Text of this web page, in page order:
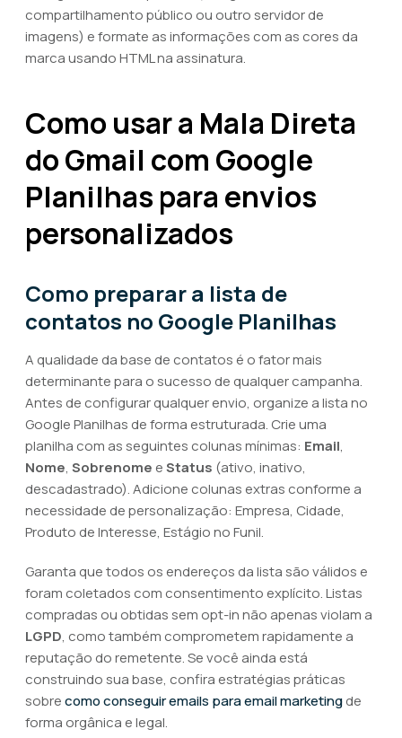
compartilhamento público ou outro servidor de
imagens) e formate as informações com as cores da
marca usando HTML na assinatura.
Como usar a Mala Direta
do Gmail com Google
Planilhas para envios
personalizados
Como preparar a lista de
contatos no Google Planilhas
A qualidade da base de contatos é o fator mais
determinante para o sucesso de qualquer campanha.
Antes de configurar qualquer envio, organize a lista no
Google Planilhas de forma estruturada. Crie uma
planilha com as seguintes colunas mínimas: Email,
Nome, Sobrenome eStatus (ativo, inativo,
descadastrado). Adicione colunas extras conforme a
necessidade de personalização: Empresa, Cidade,
Produto de Interesse, Estágio no Funil.
Garanta que todos os endereços da lista são válidos e
foram coletados com consentimento explícito. Listas
compradas ou obtidas sem opt-in não apenas violam a
LGPD, como também comprometem rapidamente a
reputação do remetente. Se você ainda está
construindo sua base, confira estratégias práticas
sobrecomo conseguir emails para email marketingde
forma orgânica e legal.